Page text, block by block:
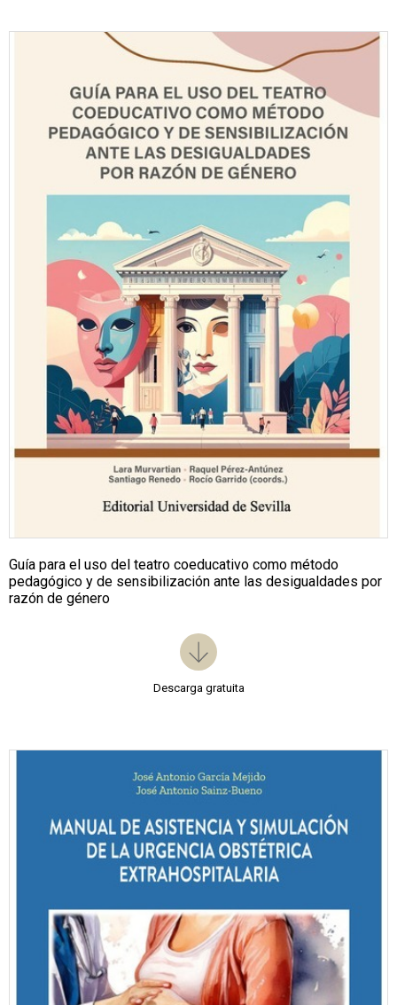
Guía para el uso del teatro coeducativo como método
pedagógico y de sensibilización ante las desigualdades por
razón de género
Descarga gratuita